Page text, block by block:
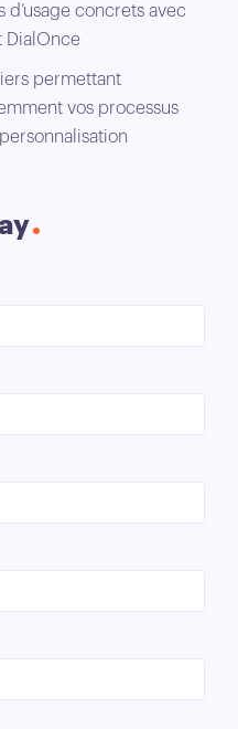
concrets avec
DialOnce
permettant
vos processus